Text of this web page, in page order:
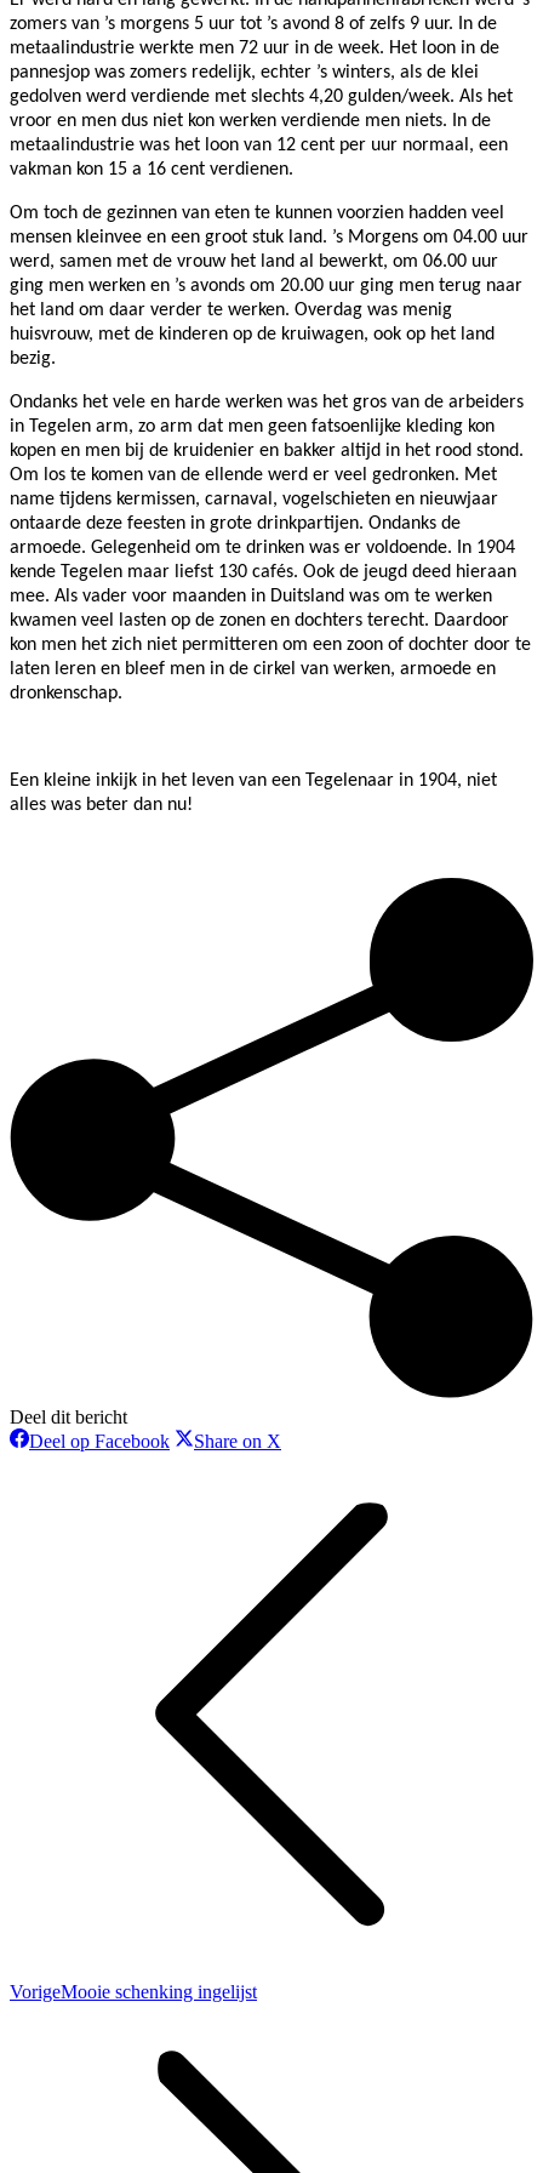
zomers van ’s morgens 5 uur tot ’s avond 8 of zelfs 9 uur. In de
metaalindustrie werkte men 72 uur in de week. Het loon in de
pannesjop was zomers redelijk, echter ’s winters, als de klei
gedolven werd verdiende met slechts 4,20 gulden/week. Als het
vroor en men dus niet kon werken verdiende men niets. In de
metaalindustrie was het loon van 12 cent per uur normaal, een
vakman kon 15 a 16 cent verdienen.
Om toch de gezinnen van eten te kunnen voorzien hadden veel
mensen kleinvee en een groot stuk land. ’s Morgens om 04.00 uur
werd, samen met de vrouw het land al bewerkt, om 06.00 uur
ging men werken en ’s avonds om 20.00 uur ging men terug naar
het land om daar verder te werken. Overdag was menig
huisvrouw, met de kinderen op de kruiwagen, ook op het land
bezig.
Ondanks het vele en harde werken was het gros van de arbeiders
in Tegelen arm, zo arm dat men geen fatsoenlijke kleding kon
kopen en men bij de kruidenier en bakker altijd in het rood stond.
Om los te komen van de ellende werd er veel gedronken. Met
name tijdens kermissen, carnaval, vogelschieten en nieuwjaar
ontaarde deze feesten in grote drinkpartijen. Ondanks de
armoede. Gelegenheid om te drinken was er voldoende. In 1904
kende Tegelen maar liefst 130 cafés. Ook de jeugd deed hieraan
mee. Als vader voor maanden in Duitsland was om te werken
kwamen veel lasten op de zonen en dochters terecht. Daardoor
kon men het zich niet permitteren om een zoon of dochter door te
laten leren en bleef men in de cirkel van werken, armoede en
dronkenschap.
Een kleine inkijk in het leven van een Tegelenaar in 1904, niet
alles was beter dan nu!
Deel dit bericht
Deel op FacebookDeelShare on X
VorigeVorig
Mooie schenking ingelijst